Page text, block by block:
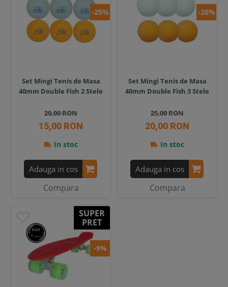
-25%
Set Mingi Tenis de Masa
40mm Double Fish 2 Stele
20,00 RON
15,00 RON
In stoc
Adauga in cos
Compara
-20%
Set Mingi Tenis de Masa
40mm Double Fish 3 Stele
25,00 RON
20,00 RON
In stoc
Adauga in cos
Compara
SUPER
PRET
-9%